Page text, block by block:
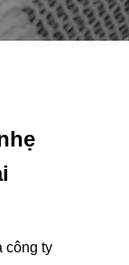
công ty